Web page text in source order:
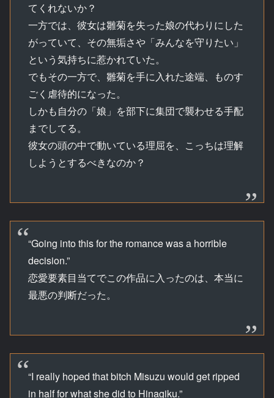
てくれないか？
一方では、彼女は雛菊を失った娘の代わりにした
がっていて、その無垢さや「みんなを守りたい」
という気持ちに惹かれていた。
でもその一方で、雛菊を手に入れた途端、ものす
ごく虐待的になった。
しかも自分の「娘」を部下に集団で襲わせる手配
までしてる。
彼女の頭の中で動いている理屈を、こっちは理解
しようとするべきなのか？
“Going into this for the romance was a horrible
decision.”
恋愛要素目当てでこの作品に入ったのは、本当に
最悪の判断だった。
“I really hoped that bitch Misuzu would get ripped
in half for what she did to Hinagiku.”